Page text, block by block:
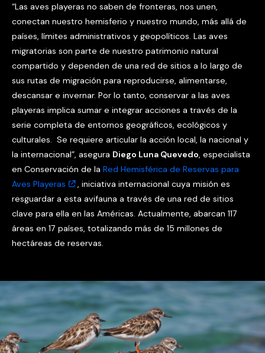
“Las aves playeras no saben de fronteras, nos unen,
conectan nuestro hemisferio y nuestro mundo, más allá de
países, límites administrativos y geopolíticos. Las aves
migratorias son parte de nuestro patrimonio natural
compartido y dependen de una red de sitios a lo largo de
sus rutas de migración para reproducirse, alimentarse,
descansar e invernar. Por lo tanto, conservar a las aves
playeras implica sumar e integrar acciones a través de la
serie completa de entornos geográficos, ecológicos y
culturales. Se requiere articular la acción local, la nacional y
la internacional”, asegura Diego Luna Quevedo, especialista
en Conservación de la Red Hemisférica de Reservas para
Aves Playeras
, iniciativa internacional cuya misión es
resguardar a esta avifauna a través de una red de sitios
clave para ella en las Américas. Actualmente, abarcan 117
áreas en 17 países, totalizando más de 15 millones de
hectáreas de reservas.